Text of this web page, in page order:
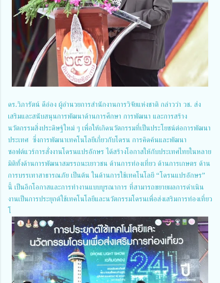
ดร.วิภารัตน์ ดีอ่อง ผู้อำนวยการสำนักงานการวิจัยแห่งชาติ กล่าวว่า วช. ส่ง
เสริมและสนับสนุนการพัฒนาด้านการศึกษา การพัฒนา และการสร้าง
นวัตกรรมสิ่งประดิษฐ์ใหม่ ๆ เพื่อให้เกิดนวัตกรรมที่เป็นประโยชน์ต่อการพัฒนา
ประเทศ ซึ่งการพัฒนาเทคโนโลยีเกี่ยวกับโดรน การคิดค้นและพัฒนา
ซอฟต์แวร์การสั่งงานโดรนแปรอักษร ได้สร้างโอกาสให้กับประเทศไทยในหลาย
มิติทั้งด้านการพัฒนาสมรรถนะเยาวชน ด้านการท่องเที่ยว ด้านการเกษตร ด้าน
การบรรเทาสาธารณภัย เป็นต้น ในด้านการใช้เทคโนโลยี “โดรนแปรอักษร”
นี้ เป็นอีกโอกาสและการทำงานแบบบูรณาการ ที่สามารถขยายผลการดำเนิน
งานเป็นการประยุกต์ใช้เทคโนโลยีและนวัตกรรมโดรนเพื่อส่งเสริมการท่องเที่ยว
โ